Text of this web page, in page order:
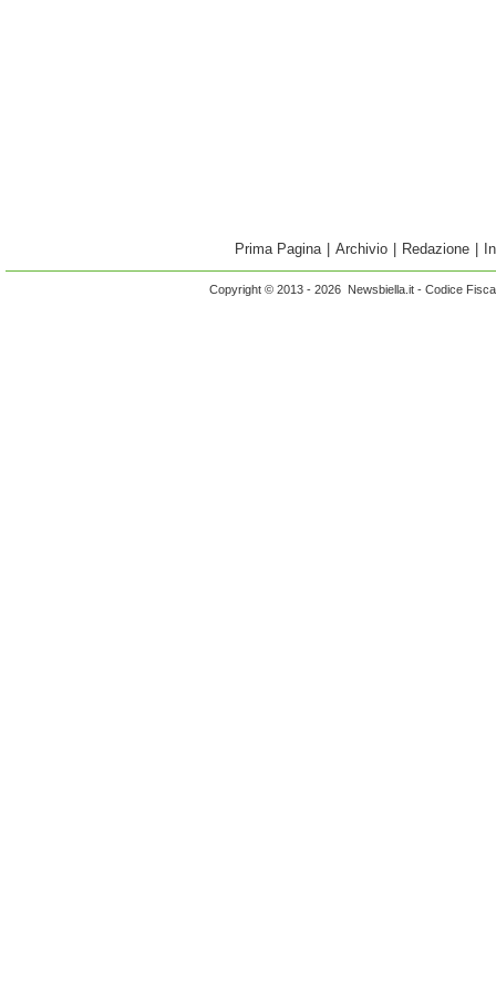
Prima Pagina Archivio Redazione
Copyright © 2013 - 2026 Newsbiella.it - Codice